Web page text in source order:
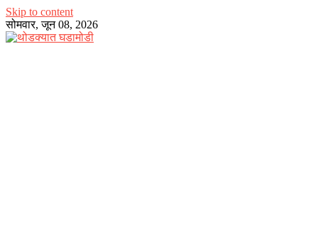
Skip to content
सोमवार, जून 08, 2026